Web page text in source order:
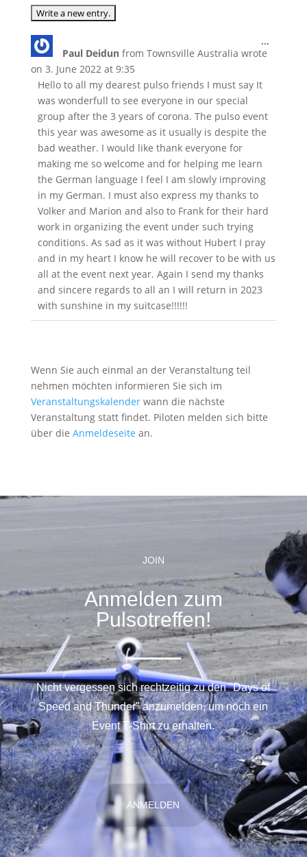
Paul Deidun from Townsville Australia wrote
on 3. June 2022 at 9:35
Hello to all my dearest pulso friends I must say It
was wonderfull to see everyone in our special
group after the 3 years of corona. The pulso event
this year was awesome as it usually is despite the
bad weather. I would like thank everyone for
making me so welcome and for helping me learn
the German language I feel I am slowly improving
in my German. I must also express my thanks to
Volker and Marion and also to Frank for their hard
work in organizing the event under such trying
conditions. As sad as it was without Hubert I pray
and in my heart I know he will recover to be with us
all at the event next year. Again I send my thanks
and sincere regards to all an I will return in 2023
with sunshine in my suitcase!!!!!!
...
Wenn Sie auch einmal an der Veranstaltung teil
nehmen möchten informieren Sie sich im
Veranstaltungskalenderwann die nächste
Veranstaltung statt findet. Piloten melden sich bitte
über die Anmeldeseite an.
JOIN
Anmelden zum
Pulsotreffen!
Nicht vergessen sich rechtzeitig zu den "Days of
Speed and Thunder" anzumelden, um noch ein
Event T-Shirt zu erhalten.
ANMELDEN